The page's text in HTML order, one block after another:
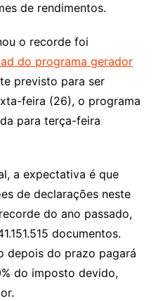
de rendimentos.
o recorde foi
do programa gerador
previsto para ser
feira (26), o programa
para terça-feira
a expectativa é que
de declarações neste
do ano passado,
documentos.
depois do prazo pagará
do imposto devido,